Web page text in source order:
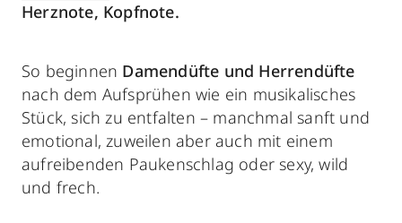
Herznote, Kopfnote.
So beginnen Damendüfte und Herrendüfte
nach dem Aufsprühen wie ein musikalisches
Stück, sich zu entfalten – manchmal sanft und
emotional, zuweilen aber auch mit einem
aufreibenden Paukenschlag oder sexy, wild
und frech.